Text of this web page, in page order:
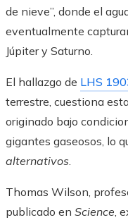
de nieve”, donde el
eventualmente
Júpiter y Saturno.
El hallazgo de LHS
terrestre, cuestiona
originado bajo
gigantes gaseosos, lo
alternativos.
Thomas Wilson,
publicado en Science,